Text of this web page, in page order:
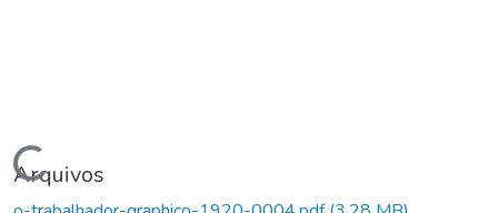
Carregando...
Arquivos